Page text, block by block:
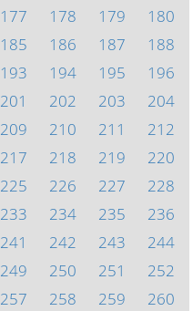
177 178 179
180
185 186 187
188
193 194 195
196
201 202 203
204
209 210 211
212
217 218 219
220
225 226 227
228
233 234 235
236
241 242 243
244
249 250 251
252
257 258 259
260